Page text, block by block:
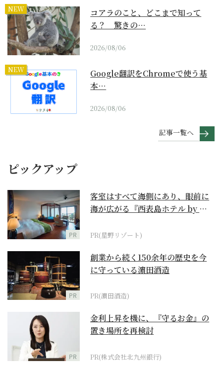
NEW
コアラのこと、どこまで知って
る？ 驚きの…
2026/08/06
NEW
Google翻訳をChromeで使う基
本…
2026/08/06
記事一覧へ
ピックアップ
PR
客室はすべて海側にあり、眼前に
海が広がる『西表島ホテル by 星
PR(星野リゾート)
PR
創業から続く150余年の歴史を今
に守っている濵田酒造
PR(濵田酒造)
PR
金利上昇を機に、『守るお金』の
置き場所を再検討
PR(株式会社北九州銀行)